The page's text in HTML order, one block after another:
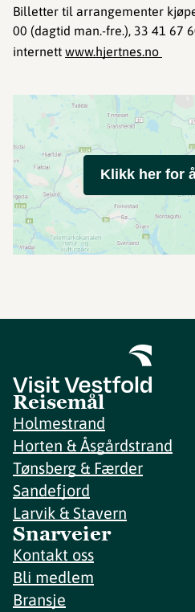
Billetter til arrangementer
00 (dagtid man.-fre.), 33 41 67
internett www.hjertnes.no
Klikk her for
Reisemål
Holmestrand
Horten & Åsgårdstrand
Tønsberg & Færder
Sandefjord
Larvik & Stavern
Snarveier
Kontakt oss
Bli medlem
Bransje